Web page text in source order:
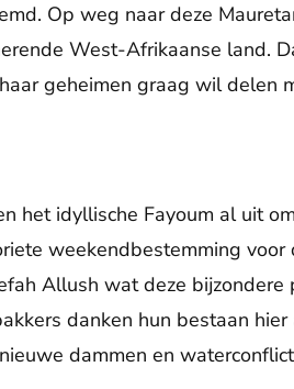
Op weg naar deze
West-Afrikaanse land.
geheimen graag wil delen
het idyllische Fayoum al uit
weekendbestemming voor
Allush wat deze
danken hun bestaan
dammen en